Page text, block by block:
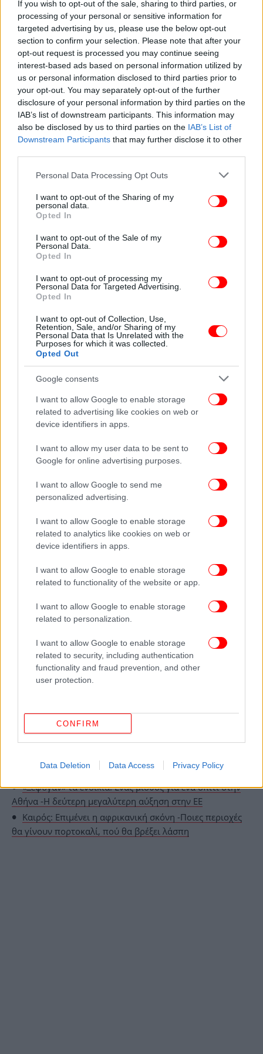
If you wish to opt-out of the sale, sharing to third parties, or
processing of your personal or sensitive information for
targeted advertising by us, please use the below opt-out
section to confirm your selection. Please note that after your
opt-out request is processed you may continue seeing
interest-based ads based on personal information utilized by
us or personal information disclosed to third parties prior to
your opt-out. You may separately opt-out of the further
disclosure of your personal information by third parties on the
IAB’s list of downstream participants. This information may
also be disclosed by us to third parties on the IAB’s List of
Downstream Participants that may further disclose it to other
Please note that this website/app uses one or more Google
not limited to your visit or usage behaviour. You may click to
grant or deny consent to Google and its third-party tags to
use your data for below specified purposes in below Google
consent section.
Personal Data Processing Opt Outs
I want to opt-out of the Sharing of my
personal data.
Opted In
I want to opt-out of the Sale of my
Personal Data.
Opted In
I want to opt-out of processing my
Personal Data for Targeted Advertising.
Opted In
I want to opt-out of Collection, Use,
Retention, Sale, and/or Sharing of my
Personal Data that Is Unrelated with the
Purposes for which it was collected.
Opted Out
Google consents
I want to allow Google to enable storage
related to advertising like cookies on web or
device identifiers in apps.
I want to allow my user data to be sent to
Google for online advertising purposes.
I want to allow Google to send me
personalized advertising.
I want to allow Google to enable storage
related to analytics like cookies on web or
device identifiers in apps.
I want to allow Google to enable storage
related to functionality of the website or app.
I want to allow Google to enable storage
related to personalization.
I want to allow Google to enable storage
related to security, including authentication
functionality and fraud prevention, and other
user protection.
CONFIRM
Data Deletion Data Access Privacy Policy
μνήμης, σε μια περιοχή πολυεθνοτικής
πληθυσμιακής συγκρότησης, θα έπρεπε να
αποτελούν προτεραιότητες της Ελληνικής
Πολιτείας.
Η είσοδος στους αρχαιολογικούς χώρους που
ανήκουν στο Δημόσιο είναι δωρεάν στις εξής
ημερομηνίες:
6η Μαρτίου (Ημέρα Μνήμης Μελίνας
Μερκούρη),
18η Απριλίου (Διεθνής Ημέρα Μνημείων),
Τελευταίο σαββατοκύριακο Σεπτεμβρίου
(Διήμερο Ευρωπαϊκών Ημερών Πολιτιστικής
Κληρονομιάς),
28η Οκτωβρίου (Εθνική Εορτή) και
Πρώτη και τρίτη Κυριακή κάθε μήνα από 1η
Νοεμβρίου έως 31η Μαρτίου εκάστου έτους.
παραπάνω διάταξη για ελεύθερη είσοδο
ΟΛΕΣ ΟΙ ΕΙΔΗΣΕΙΣ
«Παράθυρο» Τραμπ για νέες διαπραγματεύσεις με το
πολεμικά πλοία
«Ξέφυγαν» τα ενοίκια: Ενας μισθός για ένα σπίτι στην
Αθήνα -Η δεύτερη μεγαλύτερη αύξηση στην ΕΕ
Καιρός: Επιμένει η αφρικανική σκόνη -Ποιες περιοχές
θα γίνουν πορτοκαλί, πού θα βρέξει λάσπη